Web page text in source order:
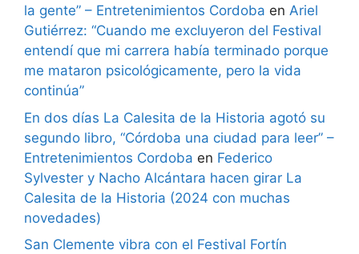
la gente” – Entretenimientos Cordoba en Ariel
Gutiérrez: “Cuando me excluyeron del Festival
entendí que mi carrera había terminado porque
me mataron psicológicamente, pero la vida
continúa”
En dos días La Calesita de la Historia agotó su
segundo libro, “Córdoba una ciudad para leer” –
Entretenimientos Cordoba en Federico
Sylvester y Nacho Alcántara hacen girar La
Calesita de la Historia (2024 con muchas
novedades)
San Clemente vibra con el Festival Fortín